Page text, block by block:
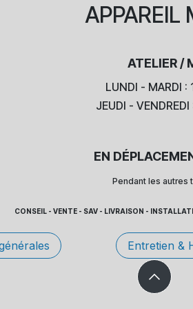
APPAREIL
ATELIER /
LUNDI - MARDI
JEUDI -
EN
Pendant les autres
CONSEIL - VENTE - SAV - LIVRAISON -
Entretien &